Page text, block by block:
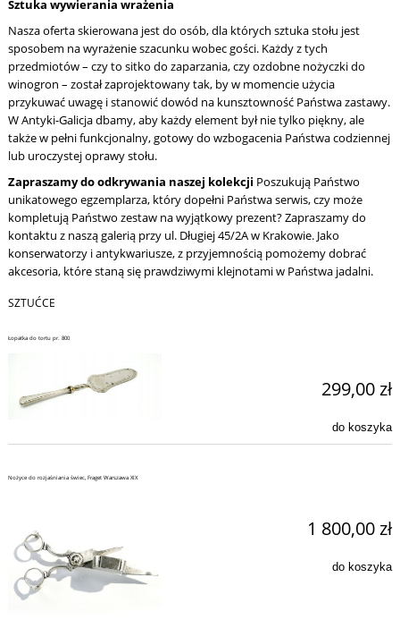
Sztuka wywierania wrażenia
Nasza oferta skierowana jest do osób, dla których sztuka stołu jest
sposobem na wyrażenie szacunku wobec gości. Każdy z tych
przedmiotów – czy to sitko do zaparzania, czy ozdobne nożyczki do
winogron – został zaprojektowany tak, by w momencie użycia
przykuwać uwagę i stanowić dowód na kunsztowność Państwa zastawy.
W Antyki-Galicja dbamy, aby każdy element był nie tylko piękny, ale
także w pełni funkcjonalny, gotowy do wzbogacenia Państwa codziennej
lub uroczystej oprawy stołu.
Zapraszamy do odkrywania naszej kolekcji Poszukują Państwo
unikatowego egzemplarza, który dopełni Państwa serwis, czy może
kompletują Państwo zestaw na wyjątkowy prezent? Zapraszamy do
kontaktu z naszą galerią przy ul. Długiej 45/2A w Krakowie. Jako
konserwatorzy i antykwariusze, z przyjemnością pomożemy dobrać
akcesoria, które staną się prawdziwymi klejnotami w Państwa jadalni.
SZTUĆCE
Łopatka do tortu pr. 800
299,00 zł
do koszyka
Nożyce do rozjaśniania świec, Fraget Warszawa XIX
1 800,00 zł
do koszyka